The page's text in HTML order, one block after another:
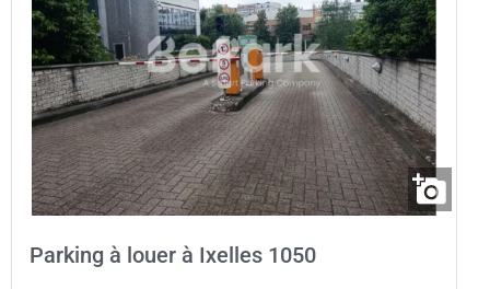
Parking à louer à Ixelles 1050